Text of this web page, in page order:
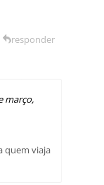
março,
quem viaja
responder